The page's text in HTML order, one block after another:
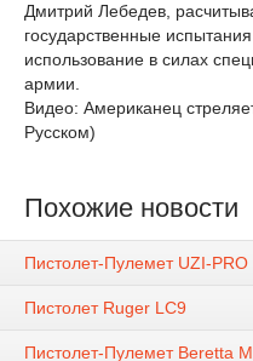
Дмитрий Лебедев,
государственные
использование в силах
армии.
Видео: Американец
Русском)
Похожие новости
Пистолет-Пулемет UZI-PRO
Пистолет Ruger LC9
Пистолет-Пулемет Beretta